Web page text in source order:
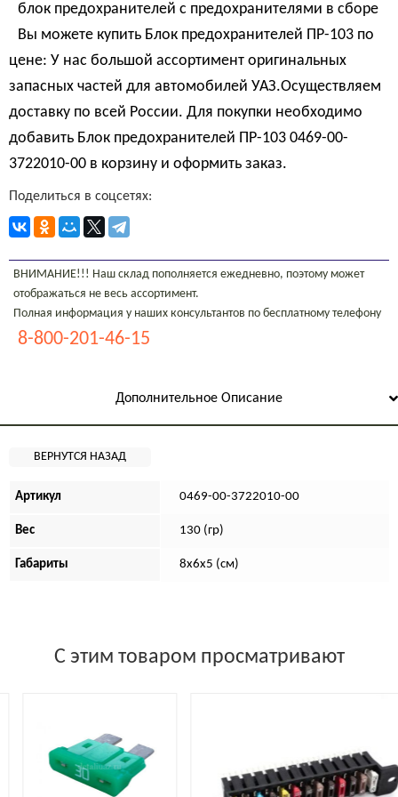
блок предохранителей с предохранителями в сборе
Вы можете купить Блок предохранителей ПР-103 по
цене: У нас большой ассортимент оригинальных
запасных частей для автомобилей УАЗ.Осуществляем
доставку по всей России. Для покупки необходимо
добавить Блок предохранителей ПР-103 0469-00-
3722010-00 в корзину и оформить заказ.
Поделиться в соцсетях:
ВНИМАНИЕ!!! Наш склад пополняется ежедневно, поэтому может
отображаться не весь ассортимент.
Полная информация у наших консультантов по бесплатному телефону
8-800-201-46-15
Дополнительное Описание
Артикул 0469-00-3722010-00
Вес 130 (гр)
Габариты 8х6х5 (см)
С этим товаром просматривают